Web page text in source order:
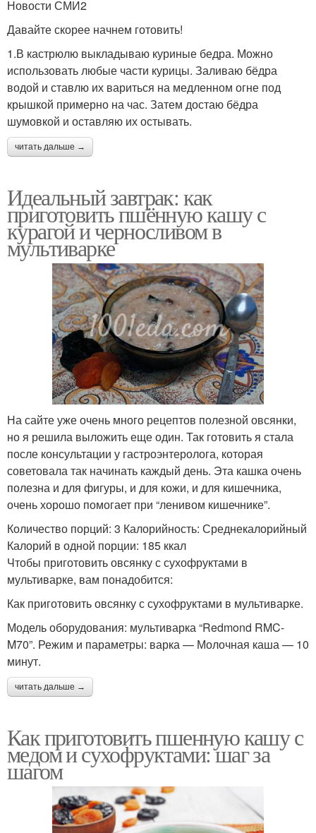
Новости СМИ2
Давайте скорее начнем готовить!
1.В кастрюлю выкладываю куриные бедра. Можно
использовать любые части курицы. Заливаю бёдра
водой и ставлю их вариться на медленном огне под
крышкой примерно на час. Затем достаю бёдра
шумовкой и оставляю их остывать.
читать дальше →
Идеальный завтрак: как
приготовить пшённую кашу с
курагой и черносливом в
мультиварке
На сайте уже очень много рецептов полезной овсянки,
но я решила выложить еще один. Так готовить я стала
после консультации у гастроэнтеролога, которая
советовала так начинать каждый день. Эта кашка очень
полезна и для фигуры, и для кожи, и для кишечника,
очень хорошо помогает при “ленивом кишечнике”.
Количество порций: 3 Калорийность: Среднекалорийный
Калорий в одной порции: 185 ккал
Чтобы приготовить овсянку с сухофруктами в
мультиварке, вам понадобится:
Как приготовить овсянку с сухофруктами в мультиварке.
Модель оборудования: мультиварка “Redmond RMC-
M70”. Режим и параметры: варка — Молочная каша — 10
минут.
читать дальше →
Как приготовить пшенную кашу с
медом и сухофруктами: шаг за
шагом